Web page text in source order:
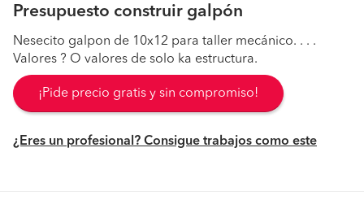
Presupuesto construir galpón
Nesecito galpon de 10x12 para taller mecánico. . . .
Valores ? O valores de solo ka estructura.
¡Pide precio gratis y sin compromiso!
¿Eres un profesional? Consigue trabajos como este